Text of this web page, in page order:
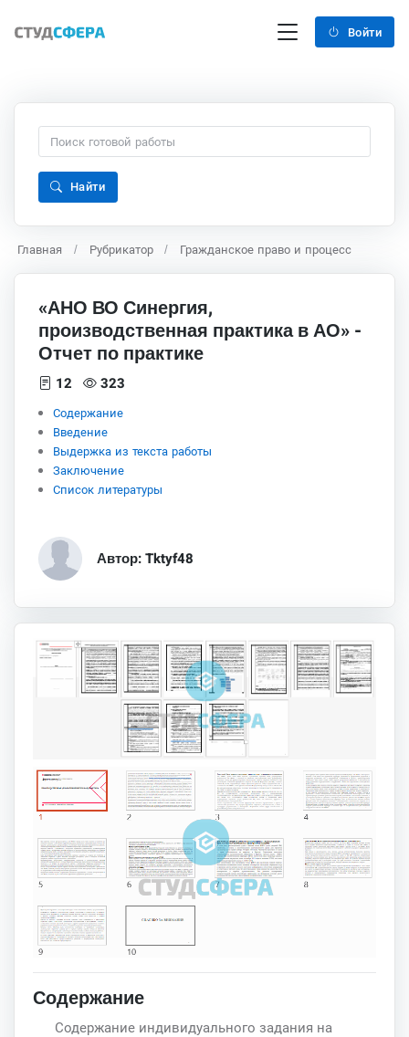
Войти
Найти
Главная Рубрикатор Гражданское право и процесс
«АНО ВО Синергия,
производственная практика в АО» -
Отчет по практике
12 323
Содержание
Введение
Выдержка из текста работы
Заключение
Список литературы
Автор: Tktyf48
Содержание
Содержание индивидуального задания на